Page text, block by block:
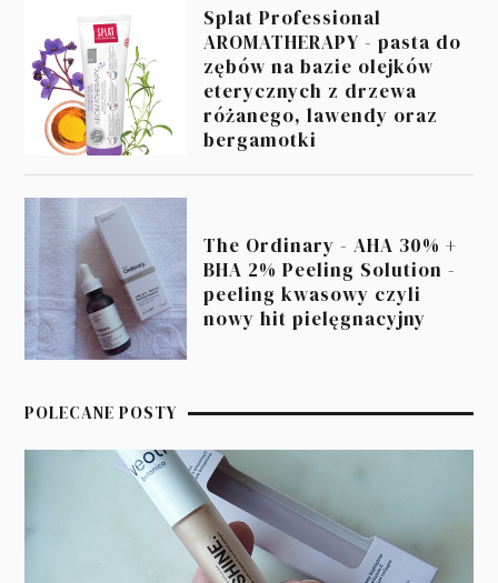
Splat Professional
AROMATHERAPY - pasta do
zębów na bazie olejków
eterycznych z drzewa
różanego, lawendy oraz
bergamotki
The Ordinary - AHA 30% +
BHA 2% Peeling Solution -
peeling kwasowy czyli
nowy hit pielęgnacyjny
POLECANE POSTY